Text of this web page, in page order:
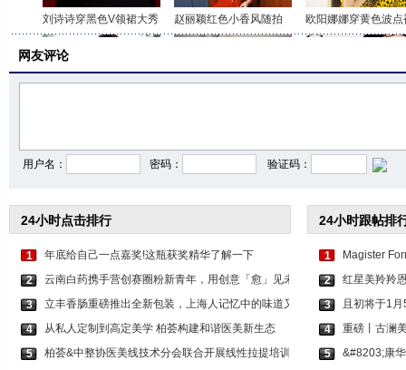
刘诗诗穿黑色V领裙大秀 赵丽颖红色小香风随拍 欧阳娜娜穿黄色波点
网友评论
用户名： 密码： 验证码：
24小时点击排行
1
年底给自己一点嘉奖!这瓶获奖精华了解一下
2
云南白药携手营创赛圈粉新青年，用创意「愈」见未
3
立丰香肠重磅推出全新包装，上海人记忆中的味道又
4
从私人定制到高定美学 柏荟构建和谐医美新生态
5
柏荟&中整协医美线技术分会联合开展线性拉提培训
24小时跟帖排
1
Magister
2
红星美羚羚
3
且初将于1
4
重磅丨古澜
5
&#8203;康